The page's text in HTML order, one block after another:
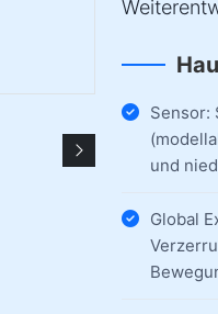
Sensor:
und
Global